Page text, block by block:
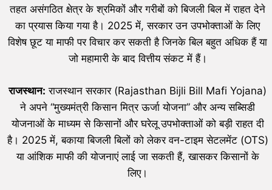
तहत असंगठित क्षेत्र के श्रमिकों और गरीबों को बिजली बिल में राहत देने
का प्रयास किया गया है। 2025 में, सरकार उन उपभोक्ताओं के लिए
विशेष छूट या माफी पर विचार कर सकती है जिनके बिल बहुत अधिक हैं या
जो महामारी के बाद वित्तीय संकट में हैं।
राजस्थान: राजस्थान सरकार (Rajasthan Bijli Bill Mafi Yojana)
ने अपने “मुख्यमंत्री किसान मित्र ऊर्जा योजना” और अन्य सब्सिडी
योजनाओं के माध्यम से किसानों और घरेलू उपभोक्ताओं को बड़ी राहत दी
है। 2025 में, बकाया बिजली बिलों को लेकर वन-टाइम सेटलमेंट (OTS)
या आंशिक माफी की योजनाएं लाई जा सकती हैं, खासकर किसानों के
लिए।